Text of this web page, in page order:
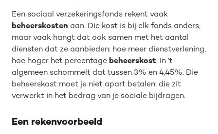
Een sociaal verzekeringsfonds rekent vaak
beheerskosten aan. Die kost is bij elk fonds anders,
maar vaak hangt dat ook samen met het aantal
diensten dat ze aanbieden: hoe meer dienstverlening,
hoe hoger het percentage beheerskost. In ‘t
algemeen schommelt dat tussen 3% en 4,45%. Die
beheerskost moet je niet apart betalen: die zit
verwerkt in het bedrag van je sociale bijdragen.
Een rekenvoorbeeld